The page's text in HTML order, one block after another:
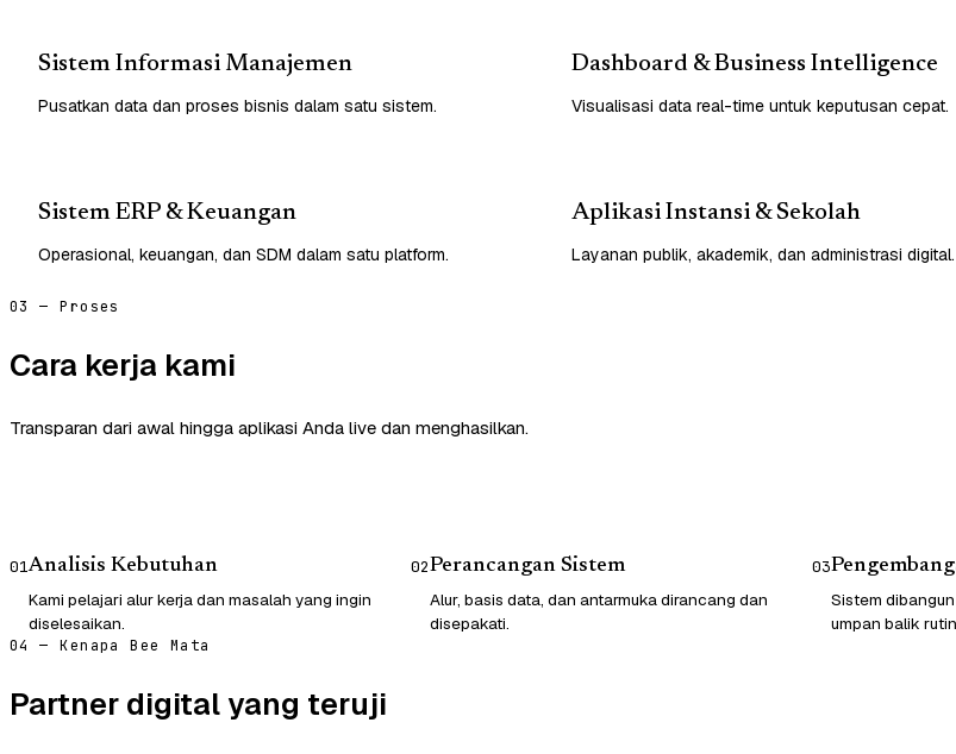
Sistem Informasi Manajemen
Pusatkan data dan proses bisnis dalam satu sistem.
Dashboard & Business Intelligence
Visualisasi data real-time untuk keputusan cepat.
Sistem ERP & Keuangan
Operasional, keuangan, dan SDM dalam satu platform.
Aplikasi Instansi & Sekolah
Layanan publik, akademik, dan administrasi digital.
03 — Proses
Cara kerja kami
Transparan dari awal hingga aplikasi Anda live dan menghasilkan.
01Analisis Kebutuhan
Kami pelajari alur kerja dan masalah yang ingin
diselesaikan.
02Perancangan Sistem
Alur, basis data, dan antarmuka dirancang dan
disepakati.
03
Sistem
umpan balik
04 — Kenapa Bee Mata
Partner digital yang teruji